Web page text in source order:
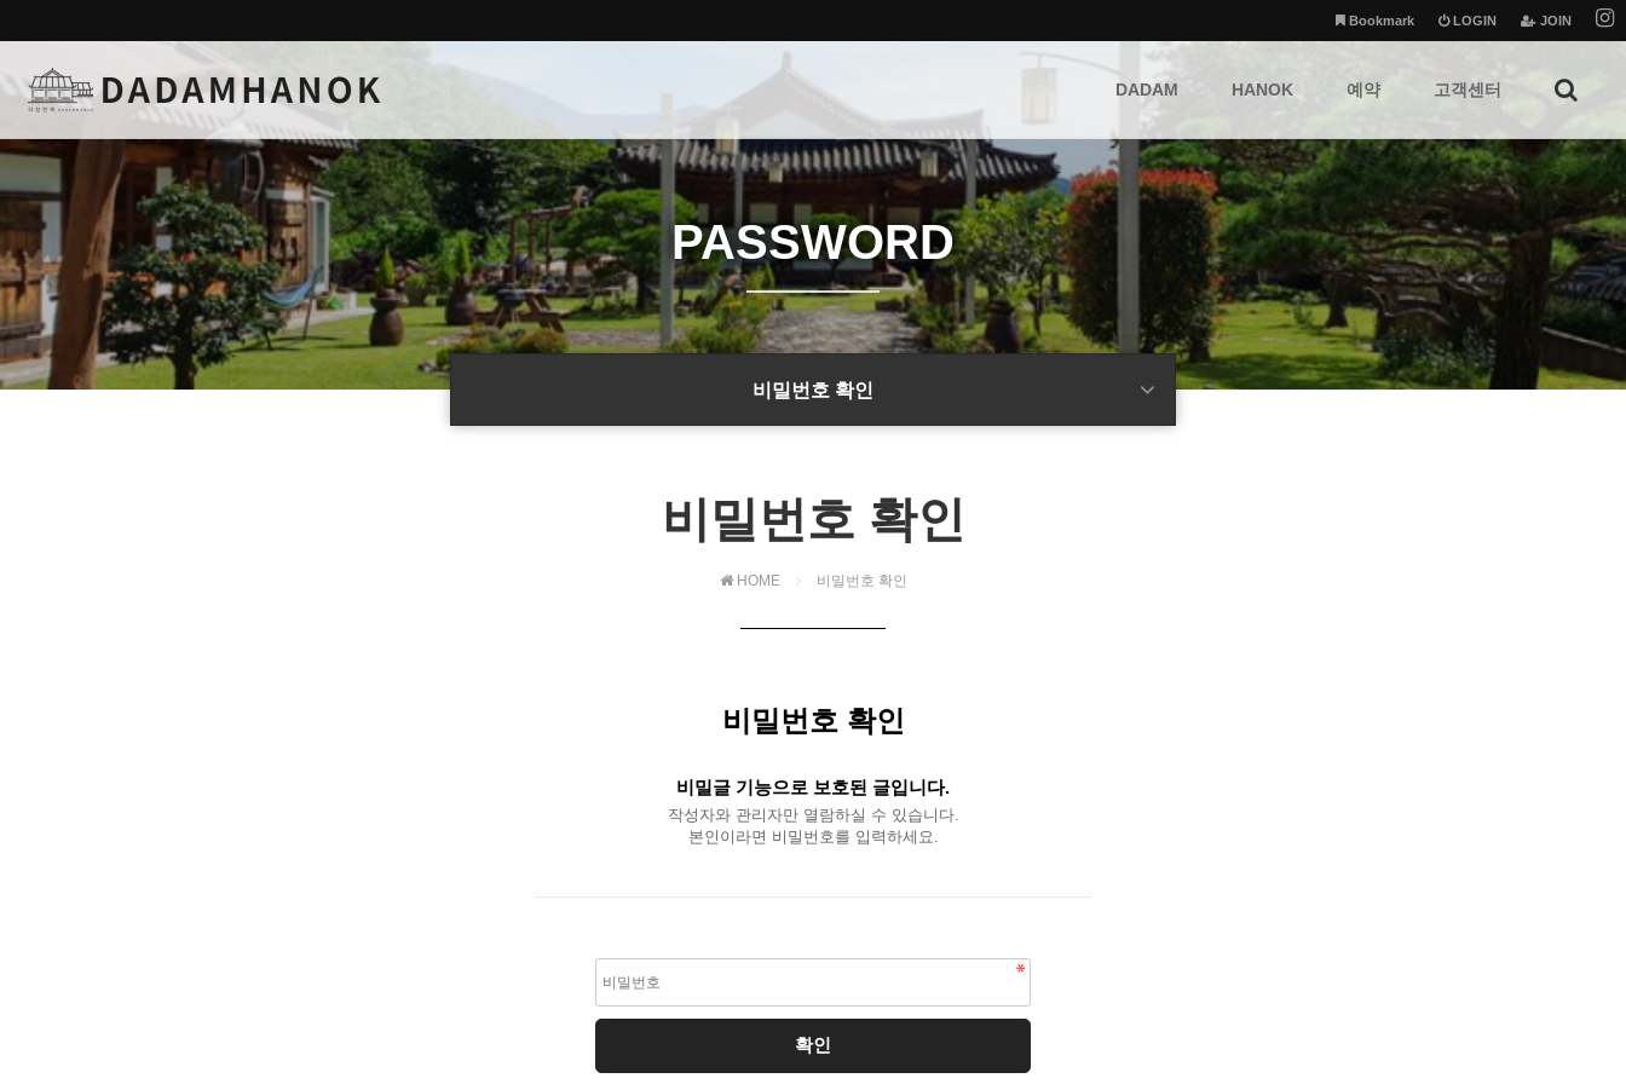
JOIN
LOGIN
Bookmark
DADAM
하위분류
HANOK
하위분류
예약
하위분류
고객센터
하위분류
PASSWORD
비밀번호 확인
비밀번호 확인
HOME 비밀번호 확인
비밀번호 확인
비밀글 기능으로 보호된 글입니다.
작성자와 관리자만 열람하실 수 있습니다.
본인이라면 비밀번호를 입력하세요.